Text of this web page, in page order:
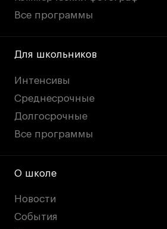
Все программы
Для школьников
Интенсивы
Среднесрочные
Долгосрочные
Все программы
О школе
Новости
События